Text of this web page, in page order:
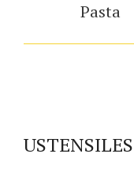
Pasta
USTENSILES